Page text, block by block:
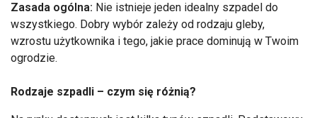
Zasada ogólna: Nie istnieje jeden idealny szpadel do
wszystkiego. Dobry wybór zależy od rodzaju gleby,
wzrostu użytkownika i tego, jakie prace dominują w Twoim
ogrodzie.
Rodzaje szpadli – czym się różnią?